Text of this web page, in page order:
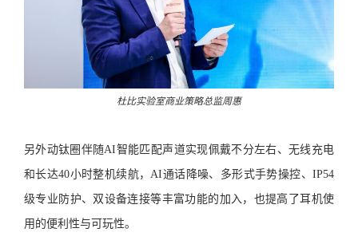
杜比实验室商业策略总监周惠
另外动钛圈伴随AI智能匹配声道实现佩戴不分左右、无线充电
和长达40小时整机续航，AI通话降噪、多形式手势操控、IP54
级专业防护、双设备连接等丰富功能的加入，也提高了耳机使
用的便利性与可玩性。